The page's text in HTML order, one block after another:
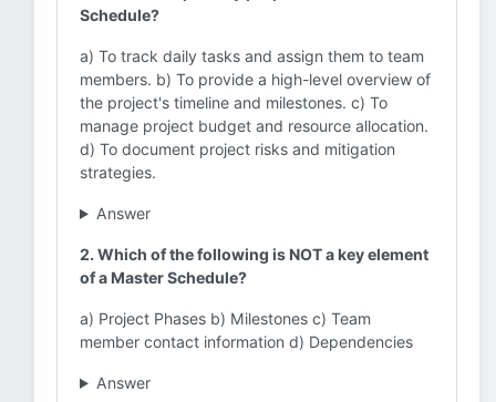
Schedule?
a) To track daily tasks and assign them to team
members. b) To provide a high-level overview of
the project's timeline and milestones. c) To
manage project budget and resource allocation.
d) To document project risks and mitigation
strategies.
Answer
2. Which of the following is NOT a key element
of a Master Schedule?
a) Project Phases b) Milestones c) Team
member contact information d) Dependencies
Answer